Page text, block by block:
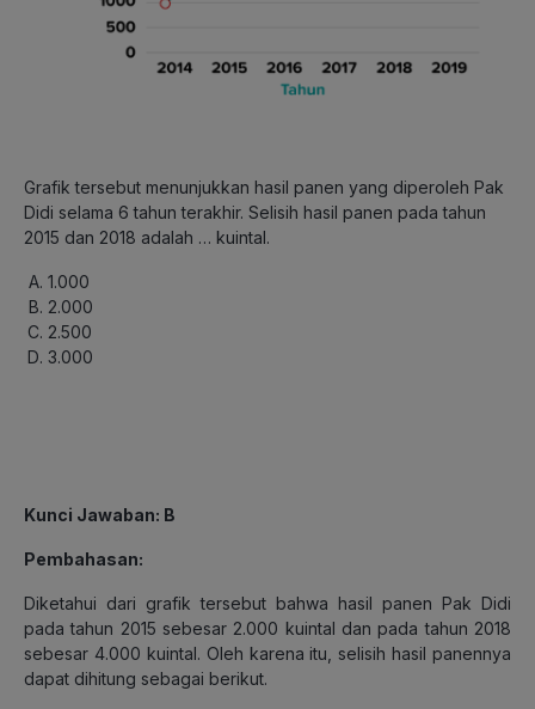
Grafik tersebut menunjukkan hasil panen yang diperoleh Pak
Didi selama 6 tahun terakhir. Selisih hasil panen pada tahun
2015 dan 2018 adalah … kuintal.
1.000
2.000
2.500
3.000
Kunci Jawaban: B
Pembahasan:
Diketahui dari grafik tersebut bahwa hasil panen Pak Didi
pada tahun 2015 sebesar 2.000 kuintal dan pada tahun 2018
sebesar 4.000 kuintal. Oleh karena itu, selisih hasil panennya
dapat dihitung sebagai berikut.